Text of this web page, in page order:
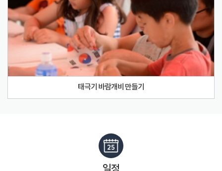
태극기 바람개비 만들기